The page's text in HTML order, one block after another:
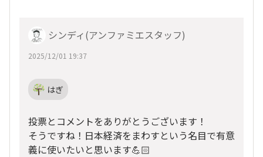
シンディ(アンファミエスタッフ)
2025/12/01 19:37
はぎ
投票とコメントをありがとうございます！
そうですね！日本経済をまわすという名目で有意
義に使いたいと思います💪🏻